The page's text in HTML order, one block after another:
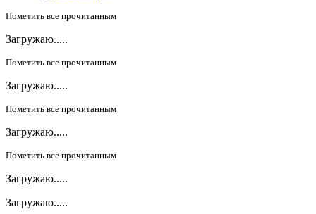
Пометить все прочитанным
Загружаю.....
Пометить все прочитанным
Загружаю.....
Пометить все прочитанным
Загружаю.....
Пометить все прочитанным
Загружаю.....
Загружаю.....